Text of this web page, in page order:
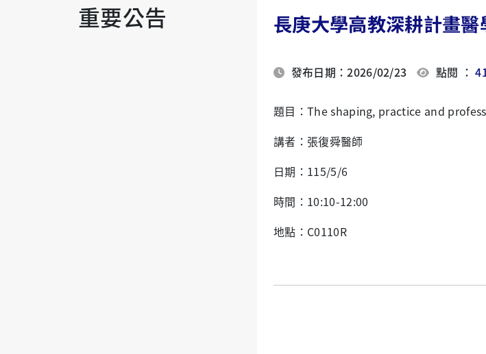
重要公告 長庚大學高教深耕計畫
發布日期：2026/02/23 點閱 ：
題目：The shaping, practice and
講者：張復舜醫師
日期：115/5/6
時間：10:10-12:00
地點：C0110R